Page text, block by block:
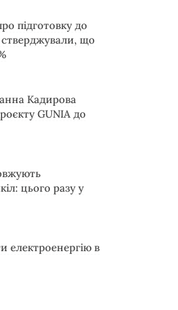
підготовку до
що
Кадирова
GUNIA до
цього разу у
електроенергію в